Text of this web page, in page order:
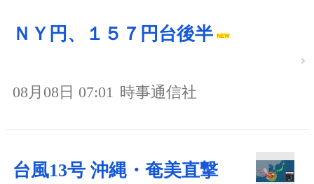
ＮＹ円、１５７円台後半
08月08日 07:01 時事通信社
台風13号 沖縄・奄美直撃